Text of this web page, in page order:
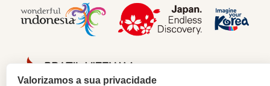
Valorizamos a sua privacidade